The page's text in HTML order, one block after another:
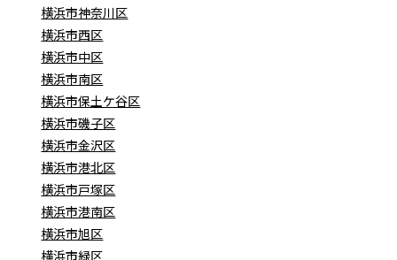
横浜市神奈川区
横浜市西区
横浜市中区
横浜市南区
横浜市保土ケ谷区
横浜市磯子区
横浜市金沢区
横浜市港北区
横浜市戸塚区
横浜市港南区
横浜市旭区
横浜市緑区